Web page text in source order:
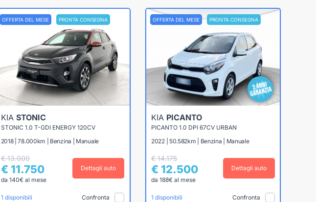
OFFERTA DEL MESE PRONTA CONSEGNA
KIA STONIC
STONIC 1.0 T-GDI ENERGY 120CV
2018 | 78.000km | Benzina | Manuale
€ 13.000
€ 11.750
da 140€ al mese
Dettagli auto
1 disponibili Confronta
OFFERTA DEL MESE PRONTA CONSEGNA
KIA PICANTO
PICANTO 1.0 DPI 67CV URBAN
2022 | 50.582km | Benzina | Manuale
€ 14.175
€ 12.500
da 188€ al mese
Dettagli auto
1 disponibili Confronta